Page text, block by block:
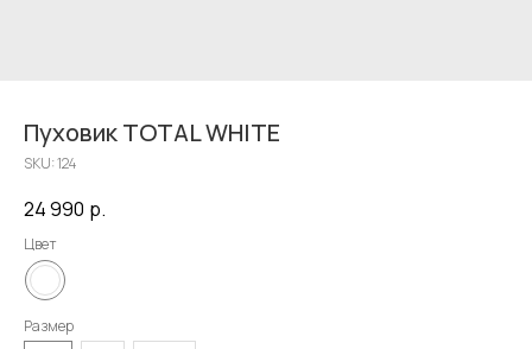
Пуховик TOTAL WHITE
SKU:124
24 990 р.
Цвет
Размер